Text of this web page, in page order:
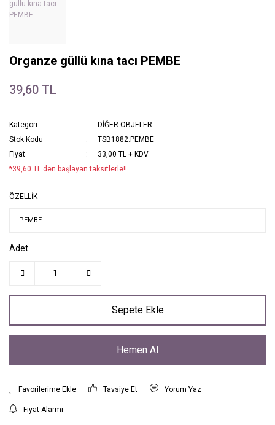
Organze güllü kına tacı PEMBE
39,60 TL
Kategori
DİĞER OBJELER
Stok Kodu
TSB1882.PEMBE
Fiyat
33,00 TL + KDV
*39,60 TL den başlayan taksitlerle!!
ÖZELLİK
Adet
Sepete Ekle
Hemen Al
Tavsiye Et Yorum Yaz
Fiyat Alarmı